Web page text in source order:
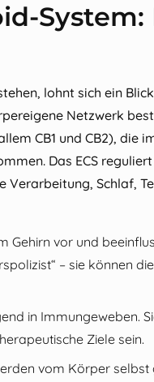
System:
lohnt sich ein
Netzwerk
CB1 und CB2), die
Das ECS
Verarbeitung, Schlaf,
Gehirn vor und
– sie können
in Immungeweben.
Ziele sein.
vom Körper selbst